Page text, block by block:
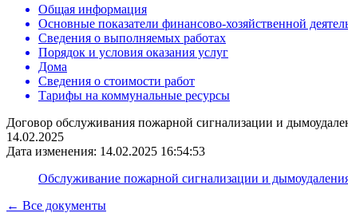
Общая информация
Основные показатели финансово-хозяйственной
Сведения о выполняемых работах
Порядок и условия оказания услуг
Дома
Сведения о стоимости работ
Тарифы на коммунальные ресурсы
Договор обслуживания пожарной сигнализации и
14.02.2025
Дата изменения: 14.02.2025 16:54:53
Обслуживание пожарной сигнализации и
← Все документы